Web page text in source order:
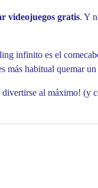
videojuegos gratis. Y
infinito es el
más habitual quemar
divertirse al máximo!